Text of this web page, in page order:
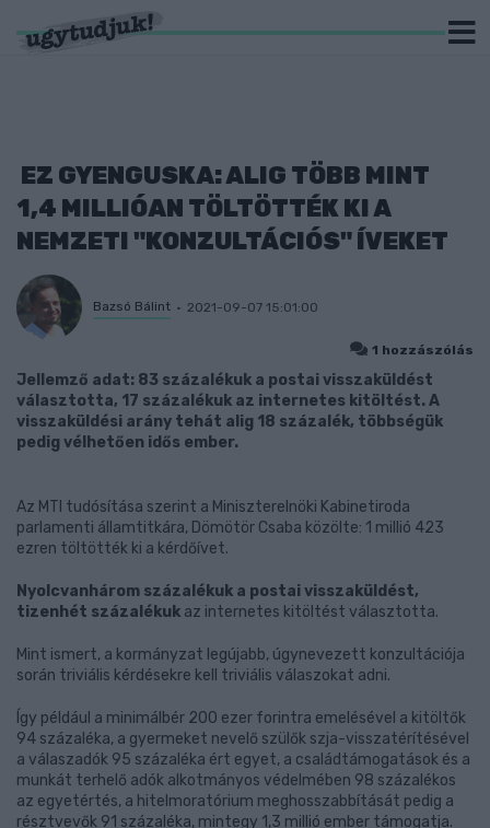
EZ GYENGUSKA: ALIG TÖBB MINT
1,4 MILLIÓAN TÖLTÖTTÉK KI A
NEMZETI "KONZULTÁCIÓS" ÍVEKET
Bazsó Bálint 2021-09-07 15:01:00
1 hozzászólás
Jellemző adat: 83 százalékuk a postai visszaküldést
választotta, 17 százalékuk az internetes kitöltést. A
visszaküldési arány tehát alig 18 százalék, többségük
pedig vélhetően idős ember.
Az MTI tudósítása szerint a Miniszterelnöki Kabinetiroda
parlamenti államtitkára, Dömötör Csaba közölte: 1 millió 423
ezren töltötték ki a kérdőívet.
Nyolcvanhárom százalékuk a postai visszaküldést,
tizenhét százalékuk az internetes kitöltést választotta.
Mint ismert, a kormányzat legújabb, úgynevezett konzultációja
során triviális kérdésekre kell triviális válaszokat adni.
Így például a minimálbér 200 ezer forintra emelésével a kitöltők
94 százaléka, a gyermeket nevelő szülők szja-visszatérítésével
a válaszadók 95 százaléka ért egyet, a családtámogatások és a
munkát terhelő adók alkotmányos védelmében 98 százalékos
az egyetértés, a hitelmoratórium meghosszabbítását pedig a
résztvevők 91 százaléka, mintegy 1,3 millió ember támogatja.